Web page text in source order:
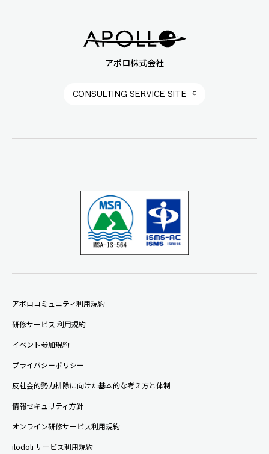
アポロ株式会社
CONSULTING SERVICE SITE
アポロコミュニティ利用規約
研修サービス 利用規約
イベント参加規約
プライバシーポリシー
反社会的勢力排除に向けた基本的な考え方と体制
情報セキュリティ方針
オンライン研修サービス利用規約
ilodoli サービス利用規約